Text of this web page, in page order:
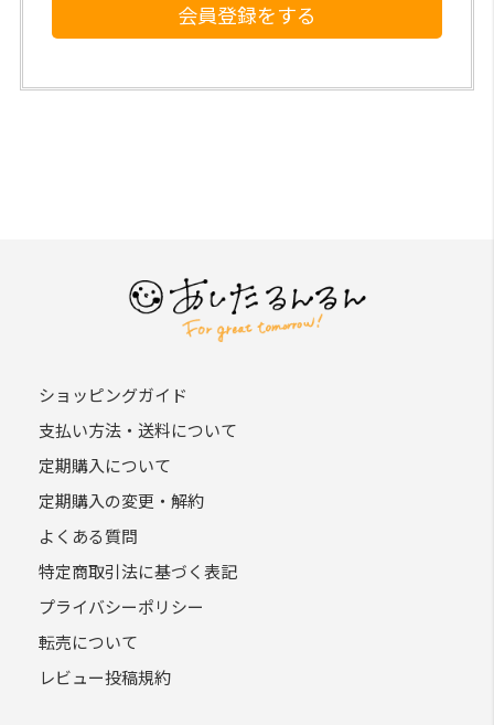
会員登録をする
ショッピングガイド
支払い方法・送料について
定期購入について
定期購入の変更・解約
よくある質問
特定商取引法に基づく表記
プライバシーポリシー
転売について
レビュー投稿規約